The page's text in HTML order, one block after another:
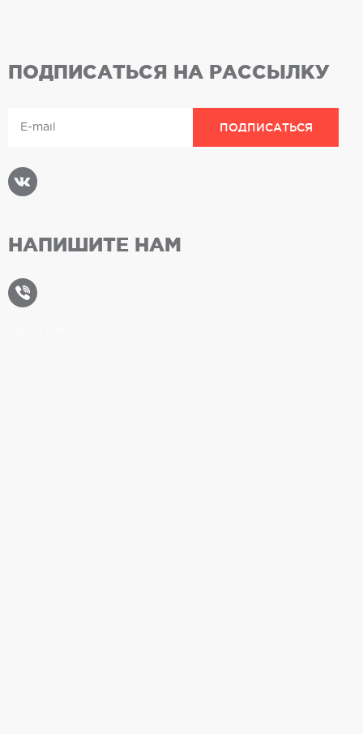
ПОДПИСАТЬСЯ НА РАССЫЛКУ
НАПИШИТЕ НАМ